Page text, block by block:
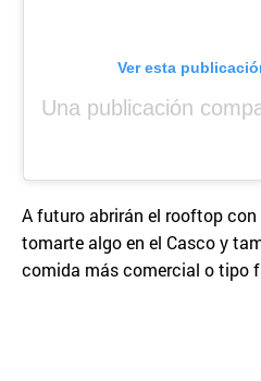
Ver esta
A futuro abrirán el rooftop
tomarte algo en el Casco y
comida más comercial o tipo